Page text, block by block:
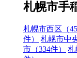
札幌市手
札幌市西区（45
件）
札幌市中
市（334件）
札